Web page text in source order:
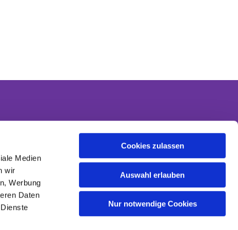
Medien
wir
Werbung
Daten
Cookies zulassen
Auswahl erlauben
Nur notwendige Cookies
Kontakt
Kontaktinformationen
Impressum